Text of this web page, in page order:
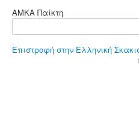
chesstu.be @ discord
ΑΜΚΑ Παίκτη
Επιστροφή στην Ελληνική